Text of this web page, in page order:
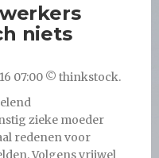
niets
07:00 © thinkstock.
zieke moeder
redenen voor
Volgens vrijwel